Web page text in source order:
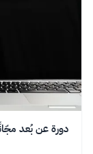
دورة عن بُعد